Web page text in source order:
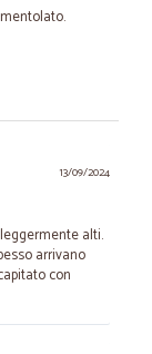
13/09/2024
alti.
arrivano
con